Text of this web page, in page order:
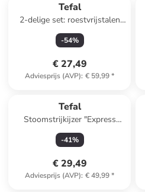
Tefal
2-delige set: roestvrijstalen
pan met deksel "Duetto" - Ø
20 cm
-54%
€ 27,49
Adviesprijs (AVP): € 59,99*
Tefal
Stoomstrijkijzer "Express
Steam" blauw
-41%
€ 29,49
Adviesprijs (AVP): € 49,99*